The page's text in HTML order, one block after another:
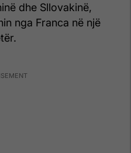
dhe Sllovakinë,
nga Franca në një